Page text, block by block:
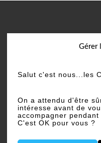
Gérer
Salut c'est nous...les
On a attendu d'être
intéresse avant de
accompagner
C'est OK pour vous ?
Prendre rdv